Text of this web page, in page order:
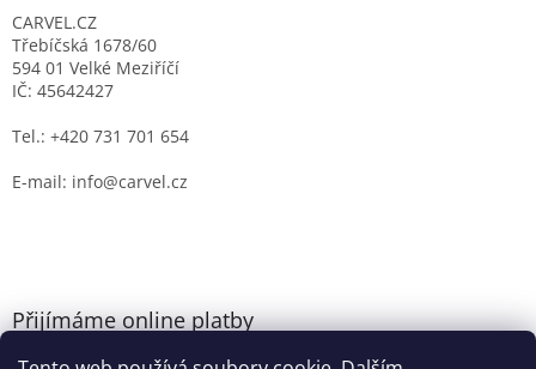
CARVEL.CZ
Třebíčská 1678/60
594 01 Velké Meziříčí
IČ: 45642427
Tel.: +420 731 701 654
E-mail: info@carvel.cz
Přijímáme online platby